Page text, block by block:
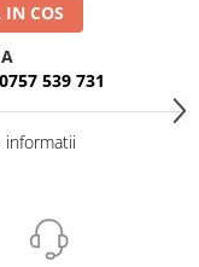
COS
0757 539 731